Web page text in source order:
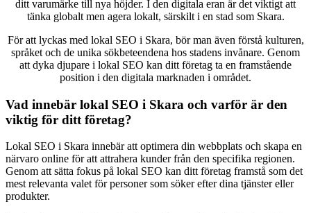
ditt varumärke till nya höjder. I den digitala eran är det viktigt att
tänka globalt men agera lokalt, särskilt i en stad som Skara.
För att lyckas med lokal SEO i Skara, bör man även förstå kulturen,
språket och de unika sökbeteendena hos stadens invånare. Genom
att dyka djupare i lokal SEO kan ditt företag ta en framstående
position i den digitala marknaden i området.
Vad innebär lokal SEO i Skara och varför är den
viktig för ditt företag?
Lokal SEO i Skara innebär att optimera din webbplats och skapa en
närvaro online för att attrahera kunder från den specifika regionen.
Genom att sätta fokus på lokal SEO kan ditt företag framstå som det
mest relevanta valet för personer som söker efter dina tjänster eller
produkter.